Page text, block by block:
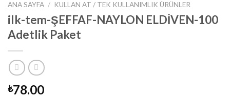
ANA SAYFA / KULLAN AT / TEK KULLANIMLIK ÜRÜNLER
ilk-tem-ŞEFFAF-NAYLON ELDİVEN-100
Adetlik Paket
₺78.00